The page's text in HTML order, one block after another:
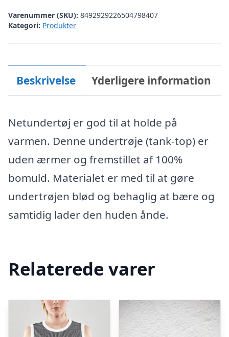
Varenummer (SKU): 8492929226504798407
Kategori: Produkter
Beskrivelse Yderligere information
Netundertøj er god til at holde på
varmen. Denne undertrøje (tank-top) er
uden ærmer og fremstillet af 100%
bomuld. Materialet er med til at gøre
undertrøjen blød og behaglig at bære og
samtidig lader den huden ånde.
Relaterede varer